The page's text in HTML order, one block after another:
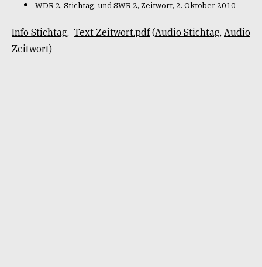
WDR 2, Stichtag, und SWR 2, Zeitwort, 2. Oktober 2010
Info Stichtag, Text Zeitwort.pdf(Audio Stichtag, Audio
Zeitwort)